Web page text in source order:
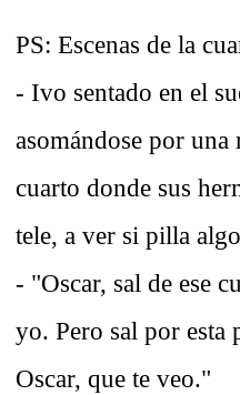
PS: Escenas de la
- Ivo sentado en el
asomándose por
cuarto donde sus
tele, a ver si pilla
- "Oscar, sal de ese
yo. Pero sal por esta
Oscar, que te veo."